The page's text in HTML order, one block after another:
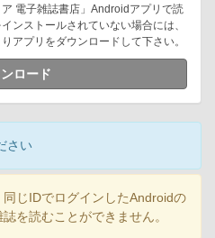
電子雑誌書店」Androidアプリで読
ンストールされていない場合には、
アプリをダウンロードして下さい。
ロード
さい
じIDでログインしたAndroidの
を読むことができません。